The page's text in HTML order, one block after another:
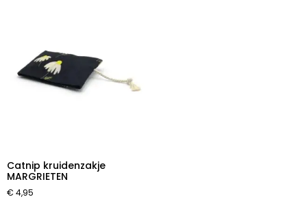
Catnip kruidenzakje
MARGRIETEN
€ 4,95